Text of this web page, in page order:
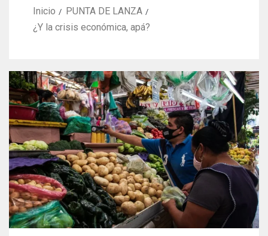
Inicio
PUNTA DE LANZA
¿Y la crisis económica, apá?